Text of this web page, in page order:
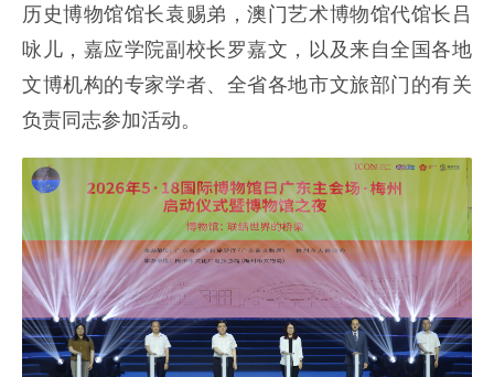
历史博物馆馆长袁赐弟，澳门艺术博物馆代馆长吕
咏儿，嘉应学院副校长罗嘉文，以及来自全国各地
文博机构的专家学者、全省各地市文旅部门的有关
负责同志参加活动。